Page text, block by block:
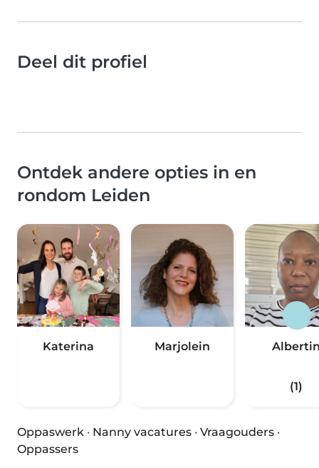
Deel dit profiel
Ontdek andere opties in en
rondom Leiden
Katerina Marjolein
(1)
Oppaswerk · Nanny vacatures · Vraagouders ·
Oppassers